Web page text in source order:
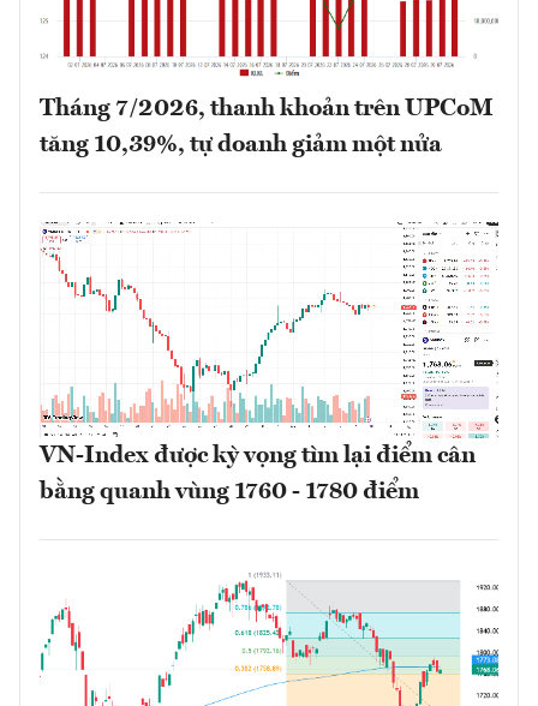
Tháng 7/2026, thanh khoản trên UPCoM
tăng 10,39%, tự doanh giảm một nửa
VN-Index được kỳ vọng tìm lại điểm cân
bằng quanh vùng 1760 - 1780 điểm